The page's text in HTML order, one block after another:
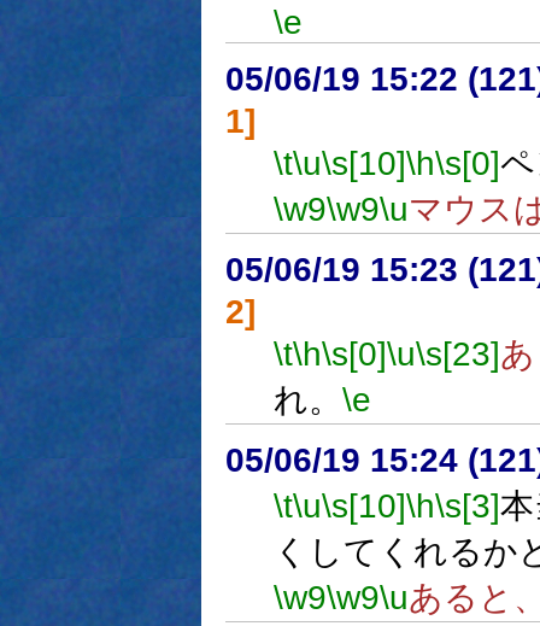
\e
05/06/19 15:22
1]
\t\u\s[10]\h\s[0]
\w9\w9\uマウス
05/06/19 15:23
2]
\t\h\s[0]\u\s[23]
れ。 \e
05/06/19 15:24
\t\u\s[10]\h\s[3]
くしてくれるか
\w9\w9\uあると